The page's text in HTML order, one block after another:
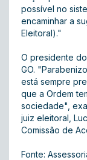
possível no
encaminhar a
Eleitoral)."
O presidente
GO.
está sempre
que a Ordem
sociedade",
juiz eleitoral,
Comissão de
Fonte: